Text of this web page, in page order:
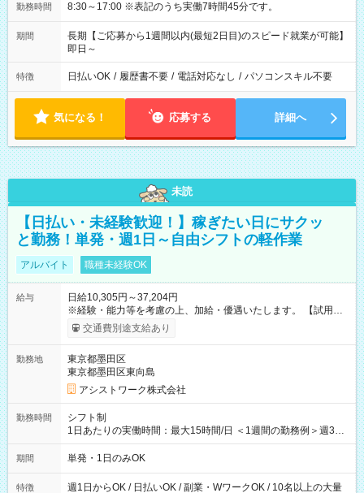
勤務時間 8:30～17:00 ※表記のうち実働7時間45分です。
期間
長期【ご応募から1週間以内(最短2日目)のスピード就業が可能】
即日～
特徴 日払いOK / 履歴書不要 / 電話対応なし / パソコンスキル不要
気になる！ 応募する 詳細へ
未読
【日払い・未経験歓迎！】稼ぎたい日にサクッ
と勤務！単発・週1日～自由シフトの軽作業
アルバイト 職種未経験OK
給与
日給10,305円～37,204円
※経験・能力等を考慮の上、加給・優遇いたします。 【試用期
間】試用期間なし
交通費別途支給あり
勤務地
東京都墨田区
東京都墨田区東向島
アシストワーク株式会社
勤務時間
シフト制
1日あたりの実働時間：最大15時間/日 ＜1週間の勤務例＞週3回
勤務 勤務：月・水・金 休み：火・木・土・日 好きな時にお仕事
可能です！ ※1日あたりの最大実働時間は日勤、夜勤共に勤務し
期間 単発・1日のみOK
特徴 週1日からOK / 日払いOK / 副業・WワークOK / 10名以上の大量